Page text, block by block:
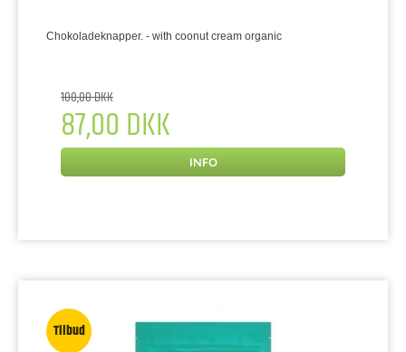
Chokoladeknapper. - with coonut cream organic
100,00 DKK
87,00 DKK
INFO
Tilbud